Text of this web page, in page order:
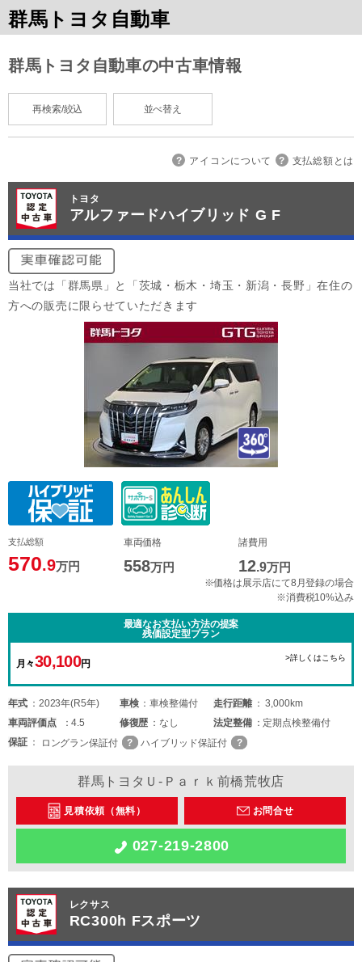
群馬トヨタ自動車
群馬トヨタ自動車の中古車情報
再検索/絞込 並べ替え
アイコンについて 支払総額とは
トヨタ
アルファードハイブリッド G F
当社では「群馬県」と「茨城・栃木・埼玉・新潟・長野」在住の
方への販売に限らせていただきます
支払総額
570.9万円
車両価格
558万円
諸費用
12.9万円
※価格は展示店にて8月登録の場合
※消費税10%込み
最適なお支払い方法の提案
残価設定型プラン
月々30,100円
>詳しくはこちら
年式 2023年(R5年) 車検 車検整備付 走行距離
3,000km
車両評価点 4.5 修復歴 なし 法定整備
定期点検整備付
保証
ロングラン保証付 ハイブリッド保証付
群馬トヨタＵ-Ｐａｒｋ前橋荒牧店
見積依頼（無料） お問合せ
027-219-2800
レクサス
RC300h Fスポーツ